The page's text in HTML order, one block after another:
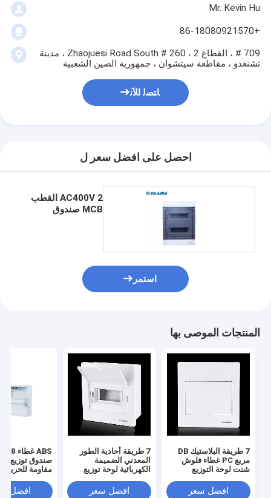
Mr. Kevin Hu
+86-18080921570
709 # ، القطاع 2 ، 260 # Zhaojuesi Road South ، مدينة
تشنغدو ، مقاطعة سيتشوان ، جمهورية الصين الشعبية
ﺎﺘﺼﻟ ﺍﻶﻧ
احصل على افضل سعر ل
AC400V 2 القطب
MCB صندوق
استمر
المنتجات الموصى بها
7 طريقة البلاستيك DB
مربع PC غطاء فلوش
شنت لوحة التوزيع
افضل سعر
7 طريقة أحادية الطور
المعدني الضميمة
الكهربائية لوحة توزيع
افضل سعر
صندوق توزيع
مقاومة للحريق
افضل